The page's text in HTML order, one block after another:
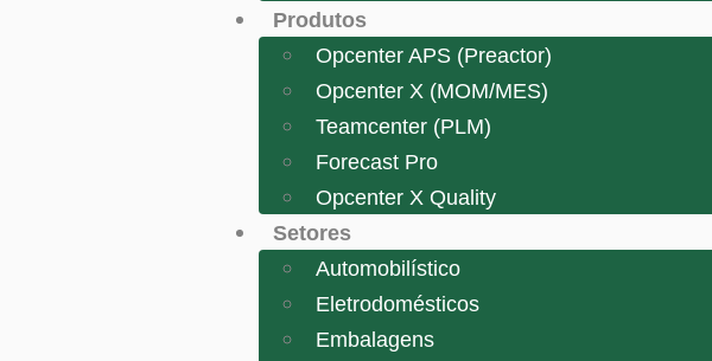
Produtos
Opcenter APS (Preactor)
Opcenter X (MOM/MES)
Teamcenter (PLM)
Forecast Pro
Opcenter X Quality
Setores
Automobilístico
Eletrodomésticos
Embalagens